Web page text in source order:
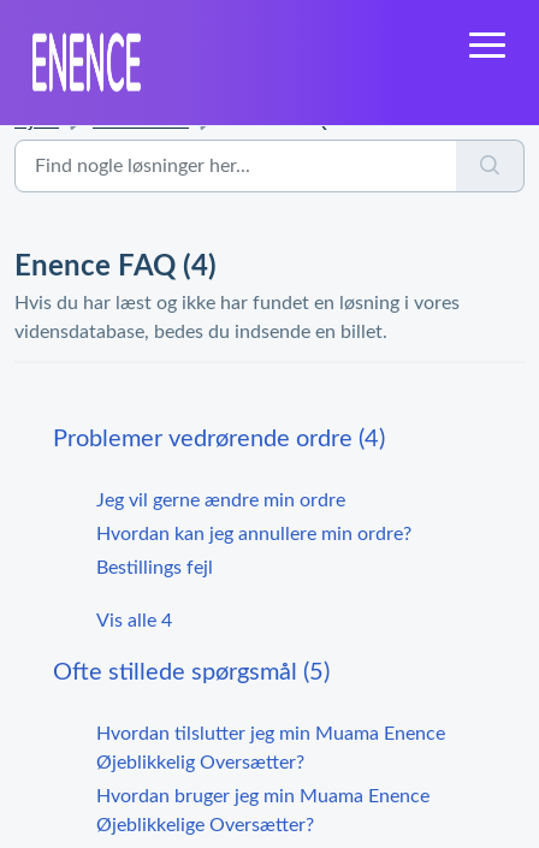
Enence FAQ (4)
Hvis du har læst og ikke har fundet en løsning i vores
vidensdatabase, bedes du indsende en billet.
Problemer vedrørende ordre (4)
Jeg vil gerne ændre min ordre
Hvordan kan jeg annullere min ordre?
Bestillings fejl
Vis alle 4
Ofte stillede spørgsmål (5)
Hvordan tilslutter jeg min Muama Enence
Øjeblikkelig Oversætter?
Hvordan bruger jeg min Muama Enence
Øjeblikkelige Oversætter?